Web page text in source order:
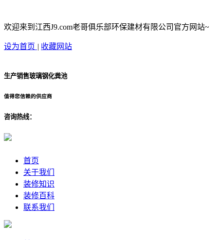
欢迎来到江西J9.com老哥俱乐部环保建材有限公司官方网站~
设为首页 | 收藏网站
生产销售玻璃钢化粪池
值得您信赖的供应商
咨询热线：
首页
关于我们
装修知识
装修百科
联系我们